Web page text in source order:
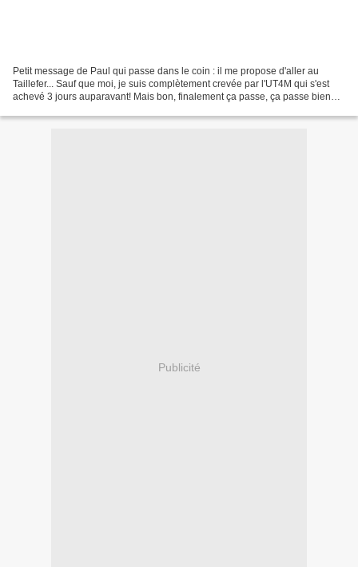
Petit message de Paul qui passe dans le coin : il me propose d'aller au
Taillefer... Sauf que moi, je suis complètement crevée par l'UT4M qui s'est
achevé 3 jours auparavant! Mais bon, finalement ça passe, ça passe bien
Publicité